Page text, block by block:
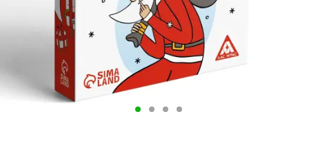
Оренбургская область
Пензенская область
Пермский край
Ростовская область
Рязанская область